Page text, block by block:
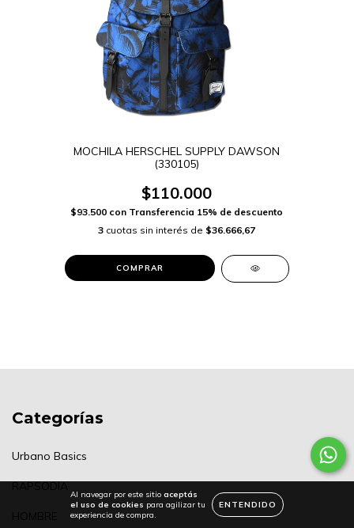
Al navegar por este sitio aceptás
el uso de cookies para agilizar tu
experiencia de compra.
ENTENDIDO
MOCHILA HERSCHEL SUPPLY DAWSON
(330105)
$110.000
$93.500 con Transferencia 15% de descuento
3 cuotas sin interés de $36.666,67
COMPRAR
Categorías
Urbano Basics
RAPSODIA